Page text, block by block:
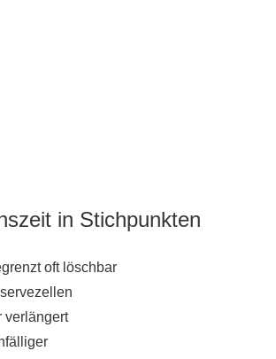
in Stichpunkten
oft löschbar
verlängert